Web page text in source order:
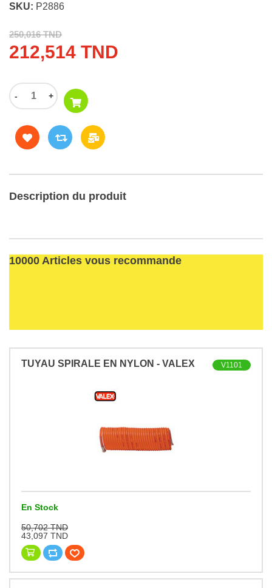
SKU: P2886
250,016 TND
212,514 TND
- +
Description du produit
10000 Articles vous recommande
TUYAU SPIRALE EN NYLON - VALEX V1101
En Stock
50,702 TND
43,097 TND